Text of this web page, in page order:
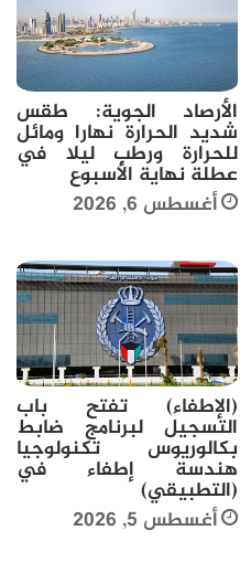
الأرصاد الجوية: طقس
شديد الحرارة نهارا ومائل
للحرارة ورطب ليلا في
عطلة نهاية الأسبوع
أغسطس 6, 2026
(الإطفاء) تفتح باب
التسجيل لبرنامج ضابط
بكالوريوس تكنولوجيا
هندسة إطفاء في
(التطبيقي)
أغسطس 5, 2026